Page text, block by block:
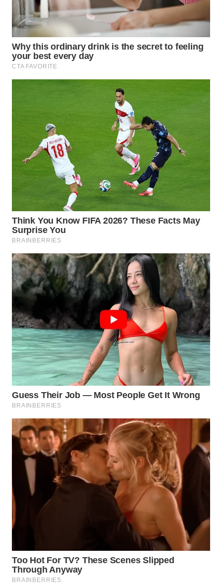
WN
SOLO
WN
BOROBUDUR
WN
MADURA
SURABAYA
WN
NATUNA
WN
BINTAN
WN
MANDALIKA
WN
LIKUPANG
WN
LABUANBAJO
WN
BORNEO
Wahana
Media
Group
NEWS
WAHANA
TANI
WAHANA
ADVOKAT
WAHANA
KONSUMEN